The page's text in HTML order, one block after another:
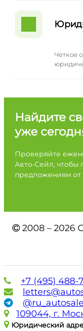
Четкое
Найдите
уже
Проверяйте
Авто-Сейл, чтобы
предложениям от
2008 – 2026
+7 (495) 488-
@ru_autosale
109044, г.
Юридический